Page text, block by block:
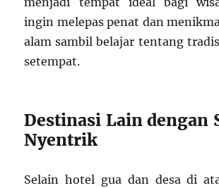
ingin melepas penat dan
alam sambil belajar tentang
setempat.
Destinasi Lain dengan
Nyentrik
Selain hotel gua dan desa di